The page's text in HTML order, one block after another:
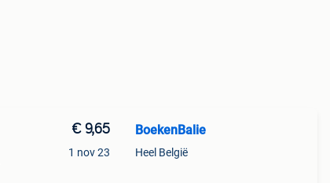
€ 9,65
1 nov 23
BoekenBalie
Heel België